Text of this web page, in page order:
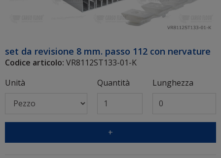
set da revisione 8 mm. passo 112 con nervature
Codice articolo: VR8112ST133-01-K
Unità
Quantità Lunghezza
+